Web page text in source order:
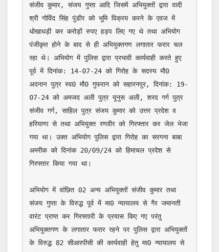
संजीव कुमार, संजय गुप्ता आदि जिसमें अभियुक्तों द्वारा वादी
श्री गोविंद सिंह पुंडीर को भूमि विक्रय करने के एवज में
धोखाधड़ी कर करोड़ों रुपए हड़प लिए गए थे तथा अभियोग
पंजीकृत होने के बाद से ही अभियुक्तगण लगातार फरार चल
रहा थे। अभियोग में पुलिस द्वारा प्रभावी कार्यवाही करते हुए
पूर्व में दिनांक: 14-07-24 को गिरोह के सदस्य मौ0
अदनान पुत्र स्व0 मौ0 गुफरान को सहारनपुर, दिनांक: 19-
07-24 को अमजद अली पुत्र यूनुस अली, शरद गर्ग पुत्र
संजीव गर्ग, साहिल पुत्र संजय कुमार को उत्तर प्रदेश व
हरियाणा से तथा अभियुक्त रणवीर को गिरफ्तार कर जेल भेजा
गया था। उक्त अभियोग पुलिस द्वारा गिरोह का सरगना बाबा
अमरीक को दिनांक 20/09/24 को हिमाचल प्रदेश से
गिरफ्तार किया गया था।
अभियोग में वांछित 02 अन्य अभियुक्तों संजीव कुमार तथा
संजय गुप्ता के विरुद्ध पूर्व में मा0 न्यायालय से गैर जमानती
वारंट प्राप्त कर गिरफ्तारी के प्रयास किए गए परंतु
अभियुक्तगण के लगातार फरार रहने पर पुलिस द्वारा अभियुक्तों
के विरुद्ध 82 सीआरपीसी की कार्यवाही हेतु मा0 न्यायालय से